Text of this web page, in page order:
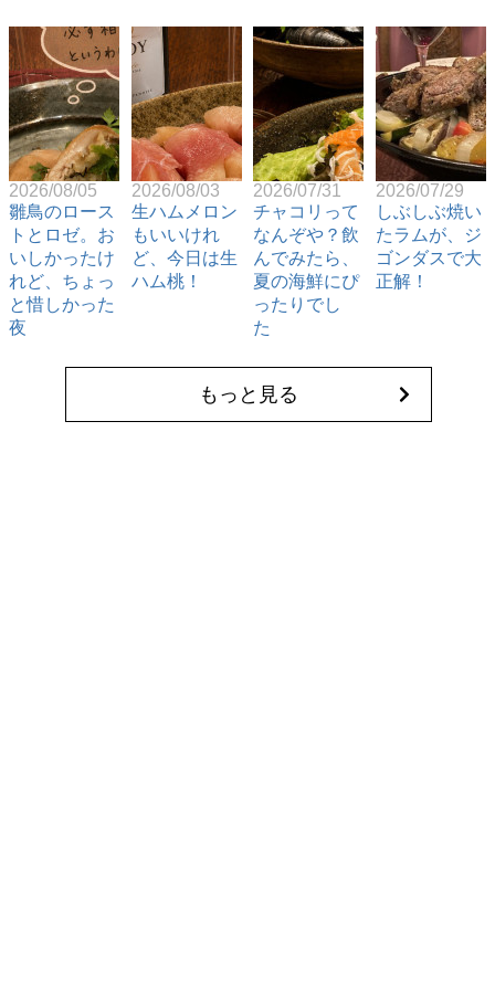
2026/08/05
雛鳥のロース
トとロゼ。お
いしかったけ
れど、ちょっ
と惜しかった
夜
2026/08/03
生ハムメロン
もいいけれ
ど、今日は生
ハム桃！
2026/07/31
チャコリって
なんぞや？飲
んでみたら、
夏の海鮮にぴ
ったりでし
た
2026/07/29
しぶしぶ焼い
たラムが、ジ
ゴンダスで大
正解！
もっと見る